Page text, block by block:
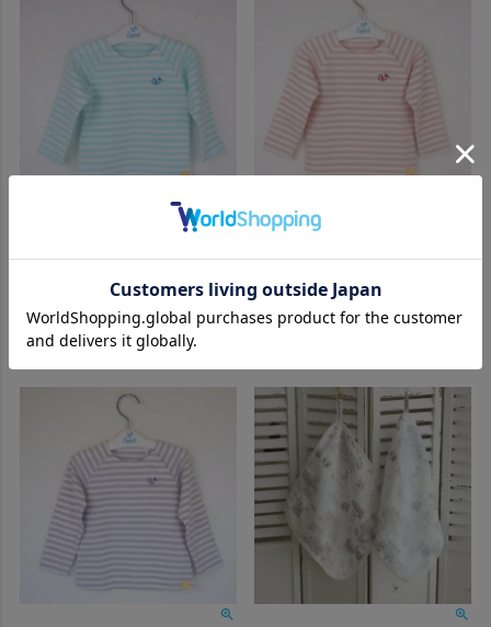
上品で華やかなベビーカラー。実用的でオシャレなギ
80cm 90cm
のところ
1,490
詳細を見る
上品で華やかなベビーカラー。実用的でオシャレなギ
80cm 90cm
¥ 2,980 のところ
当店特別価格 ¥1,490
詳細を見る